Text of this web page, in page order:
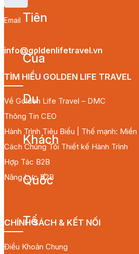
Email
info@goldenlifetravel.vn
TÌM HIỂU GOLDEN LIFE TRAVEL
Về Golden Life Travel – DMC
Thông Tin CEO
Hành Trình Tiêu Biểu | Thế mạnh:
Cách Chúng Tôi Thiết kế Hành Trình
Hợp Tác B2B
Năng Lực B2B
CHÍNH SÁCH & KẾT NỐI
Điều Khoản Chung